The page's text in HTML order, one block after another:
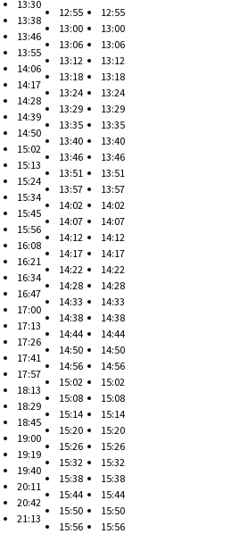
13:30
13:38
13:46
13:55
14:06
14:17
14:28
14:39
14:50
15:02
15:13
15:24
15:34
15:45
15:56
16:08
16:21
16:34
16:47
17:00
17:13
17:26
17:41
17:57
18:13
18:29
18:45
19:00
19:19
19:40
20:11
20:42
21:13
12:55
13:00
13:06
13:12
13:18
13:24
13:29
13:35
13:40
13:46
13:51
13:57
14:02
14:07
14:12
14:17
14:22
14:28
14:33
14:38
14:44
14:50
14:56
15:02
15:08
15:14
15:20
15:26
15:32
15:38
15:44
15:50
15:56
12:55
13:00
13:06
13:12
13:18
13:24
13:29
13:35
13:40
13:46
13:51
13:57
14:02
14:07
14:12
14:17
14:22
14:28
14:33
14:38
14:44
14:50
14:56
15:02
15:08
15:14
15:20
15:26
15:32
15:38
15:44
15:50
15:56